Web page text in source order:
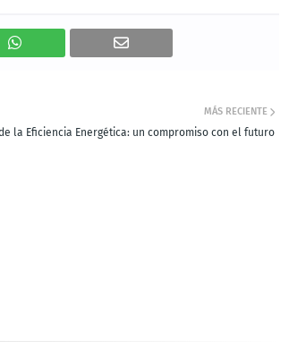
MÁS RECIENTE
la Eficiencia Energética: un compromiso con el futuro